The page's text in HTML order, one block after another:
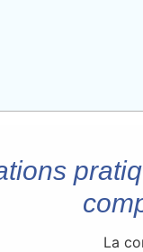
La